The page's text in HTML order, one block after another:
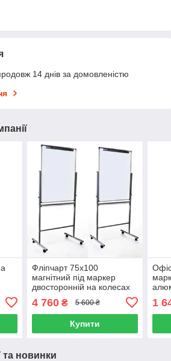
14 днів за домовленістю
Фліпчарт 75х100
магнітний під маркер
двосторонній на колесах
Duo Фліпчарт маркерний
односторонній
4 760₴ 5 600 ₴
Купити
1
та новинки